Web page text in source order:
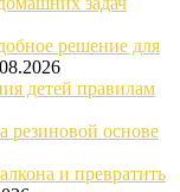
решение для
детей правилам
резиновой основе
и превратить